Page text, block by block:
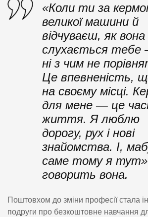
«Коли ти за
великої машини й
відчуваєш, як вона
слухається тебе
ні з чим не
Це впевненість,
на своєму місці.
для мене — це
життя. Я люблю
дорогу, рух і нові
знайомства. І,
саме тому я
говорить вона.
Поштовхом до зміни професії стала
подруги про безкоштовне навчання